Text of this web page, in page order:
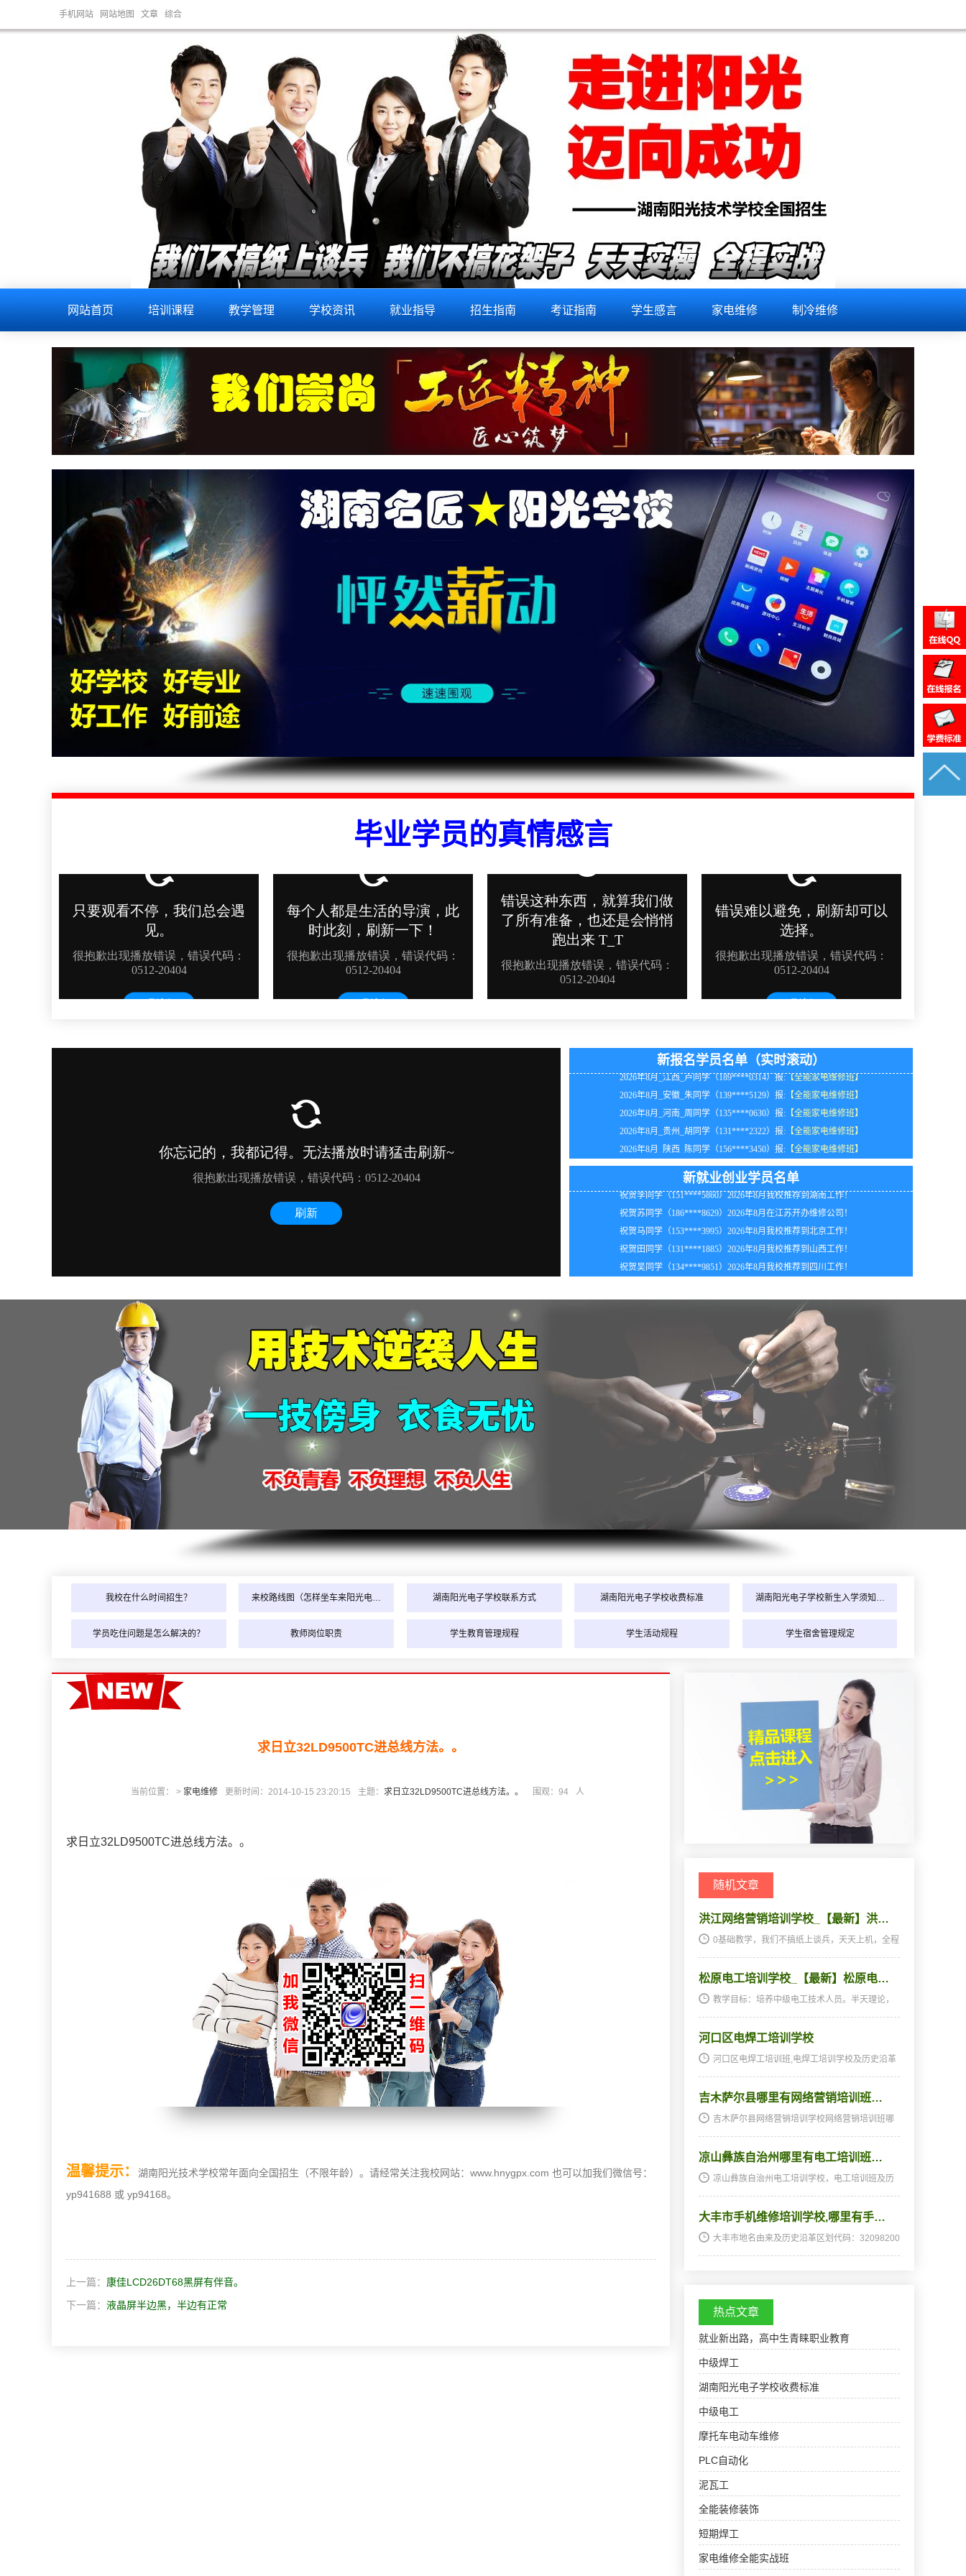
手机网站 网站地图 文章 综合
网站首页 培训课程 教学管理 学校资讯 就业指导 招生指南 考证指南 学生感言 家电维修 制冷维修
毕业学员的真情感言
新报名学员名单（实时滚动）
2026年8月_北京_钟同学（130****5064）报:【电动工具维修班】
2026年8月_江西_卢同学（189****0314）报: 【全能家电维修班】
2026年8月_上海_胡同学（138****3311）报:【全能家电维修班】
2026年8月_天津_江同学（159****9562）报: 【全能家电维修班】
2026年8月_广西_江同学（132****0316）报:【空调制冷维修班】
2026年8月_北京_代同学（138****3397）报:【家电维修实战班】
2026年8月_福建_钟同学（130****7014）报:【电动工具维修班】
2026年8月_湖北_田同学（131****4922）报:【家电维修实战班】
新就业创业学员名单
祝贺陈同学（137****9835）2026年8月在上海自行创业！
祝贺李同学（151****5860）2026年8月我校推荐到湖南工作！
祝贺马同学（138****0274）2026年8月到海南知名企业工作！
我校在什么时间招生？ 来校路线图（怎样坐车来阳光电… 湖南阳光电子学校联系方式 湖南阳光电子学校收费标准 湖南阳光电子学校新生入学须知…
学员吃住问题是怎么解决的？ 教师岗位职责 学生教育管理规程 学生活动规程 学生宿舍管理规定
求日立32LD9500TC进总线方法。。
当前位置： > 家电维修 更新时间：2014-10-15 23:20:15 主题： 求日立32LD9500TC进总线方法。。 围观： 94 人
求日立32LD9500TC进总线方法。。
温馨提示：
湖南阳光技术学校常年面向全国招生（不限年龄）。请经常关注我校网站：www.hnygpx.com 也可以加我们微信号：
yp941688 或 yp94168。
上一篇： 康佳LCD26DT68黑屏有伴音。
下一篇： 液晶屏半边黑，半边有正常
随机文章
洪江网络营销培训学校_【最新】洪…
0基础教学，我们不搞纸上谈兵，天天上机，全程
松原电工培训学校_【最新】松原电…
教学目标：培养中级电工技术人员。半天理论，
全能<ahref="http://www.jkpx1...
河口区电焊工培训学校
河口区电焊工培训班,电焊工培训学校及历史沿革
津、垦利3电焊工培训学校电焊工培训班哪家最好
吉木萨尔县哪里有网络营销培训班…
吉木萨尔县网络营销培训学校网络营销培训班哪
网络营销培训学校：“吉木”，即金满的对音；“萨
凉山彝族自治州哪里有电工培训班…
凉山彝族自治州电工培训学校，电工培训班及历
名。（中国地名语源词典）历史沿革：sp;乡/镇电
大丰市手机维修培训学校,哪里有手…
大丰市地名由来及历史沿革区划代码：32098200
热点文章
就业新出路，高中生青睐职业教育
中级焊工
湖南阳光电子学校收费标准
中级电工
摩托车电动车维修
PLC自动化
泥瓦工
全能装修装饰
短期焊工
家电维修全能实战班